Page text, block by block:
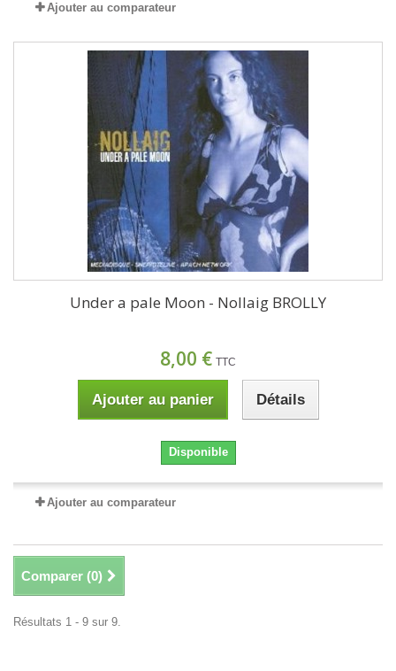
Ajouter au comparateur
Under a pale Moon - Nollaig BROLLY
8,00 € TTC
Ajouter au panier Détails
Disponible
Ajouter au comparateur
Comparer (0)
Résultats 1 - 9 sur 9.